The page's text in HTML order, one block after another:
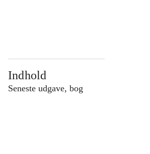
Indhold
Seneste udgave, bog